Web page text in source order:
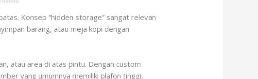
Konsep “hidden storage” sangat relevan
barang, atau meja kopi dengan
atau area di atas pintu. Dengan custom
yang umumnya memiliki plafon tinggi,